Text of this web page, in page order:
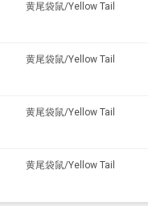
黄尾袋鼠/Yellow Tail
黄尾袋鼠/Yellow Tail
黄尾袋鼠/Yellow Tail
黄尾袋鼠/Yellow Tail